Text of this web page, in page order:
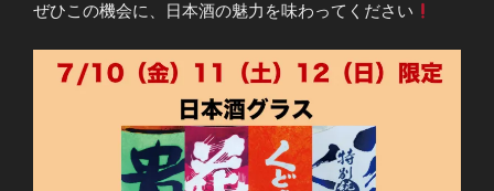
ぜひこの機会に、日本酒の魅力を味わってください